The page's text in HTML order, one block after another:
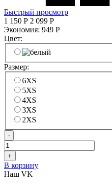
Быстрый просмотр
1 150 Р 2 099 Р
Экономия: 949 Р
Цвет:
Размер:
6XS
5XS
4XS
3XS
2XS
-
+
В корзину
Наш VK